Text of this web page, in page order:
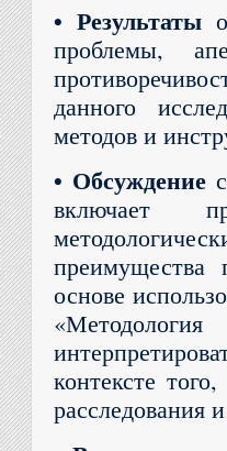
• Результаты
проблемы,
данного
методов и
• Обсуждение
включает
преимущества
основе
контексте
расследования